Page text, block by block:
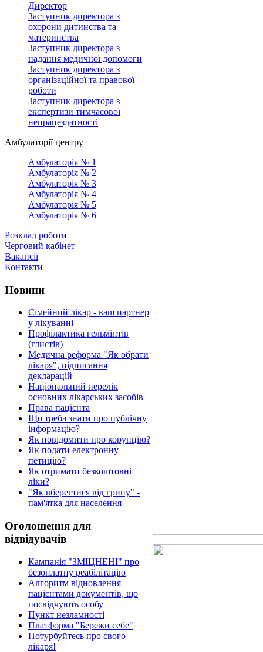
Директор
Заступник директора з
охорони дитинства та
материнства
Заступник директора з
надання медичної допомоги
Заступник директора з
організаційної та правової
роботи
Заступник директора з
експертизи тимчасової
непрацездатності
Амбулаторії центру
Амбулаторія № 1
Амбулаторія № 2
Амбулаторія № 3
Амбулаторія № 4
Амбулаторія № 5
Амбулаторія № 6
Розклад роботи
Черговий кабінет
Вакансії
Контакти
Новини
Сімейний лікар - ваш партнер
у лікуванні
Профілактика гельмінтів
(глистів)
Медична реформа "Як обрати
лікаря", підписання
декларацій
Національний перелік
основних лікарських засобів
Права пацієнта
Що треба знати про публічну
інформацію?
Як повідомити про корупцію?
Як подати електронну
петицію?
Як отримати безкоштовні
ліки?
"Як вберегтися від грипу" -
пам'ятка для населення
Оголошення для
відвідувачів
Кампанія "ЗМІЦНЕНІ" про
безоплатну реабілітацію
Алгоритм відновлення
пацієнтами документів, що
посвідчують особу
Пункт незламності
Платформа "Бережи себе"
Потурбуйтесь про свого
лікаря!